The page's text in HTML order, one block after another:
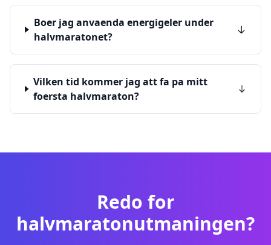
Boer jag anvaenda energigeler under
halvmaratonet?
Vilken tid kommer jag att fa pa mitt
foersta halvmaraton?
Redo for
halvmaratonutmaningen?